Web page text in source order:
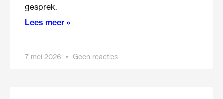
gesprek.
Lees meer »
7 mei 2026 Geen reacties